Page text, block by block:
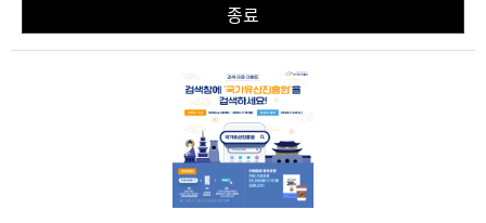
종료